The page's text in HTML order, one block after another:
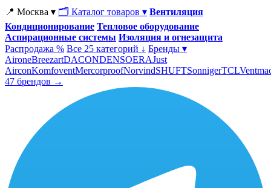
📍 Москва ▾ 🗂 Каталог товаров ▾ Вентиляция
Кондиционирование Тепловое оборудование
Аспирационные системы Изоляция и огнезащита
Распродажа % Все 25 категорий ↓ Бренды ▾
AironeBreezartDACONDENSOERAJust
AirconKomfoventMercorproofNorvindSHUFTSonnigerTCL
47 брендов →